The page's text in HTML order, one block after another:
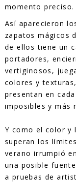
momento preciso.
Así aparecieron
zapatos mágicos
de ellos tiene un
portadores,
vertiginosos,
colores y
presentan en
imposibles y más
Y como el color y
superan los
verano irrumpió
una posible
a pruebas de